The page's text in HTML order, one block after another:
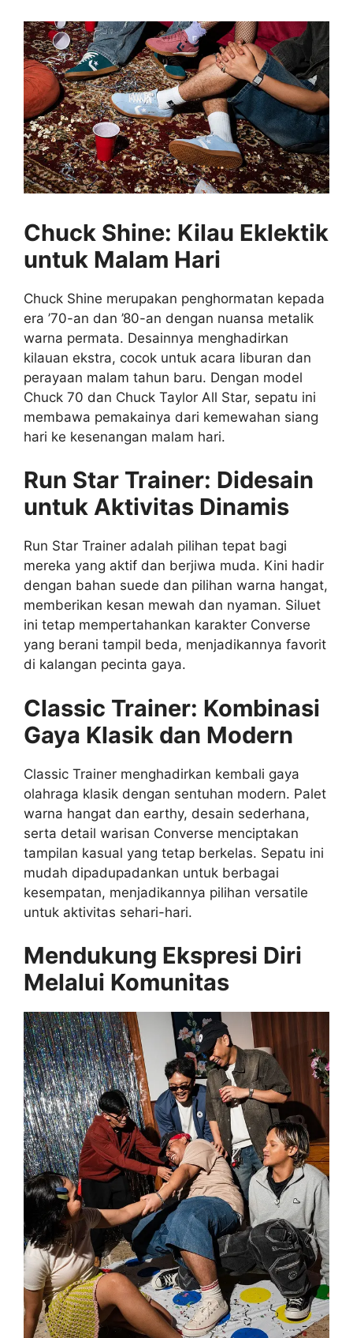
Chuck Shine: Kilau Eklektik
untuk Malam Hari
Chuck Shine merupakan penghormatan kepada
era ’70-an dan ’80-an dengan nuansa metalik
warna permata. Desainnya menghadirkan
kilauan ekstra, cocok untuk acara liburan dan
perayaan malam tahun baru. Dengan model
Chuck 70 dan Chuck Taylor All Star, sepatu ini
membawa pemakainya dari kemewahan siang
hari ke kesenangan malam hari.
Run Star Trainer: Didesain
untuk Aktivitas Dinamis
Run Star Trainer adalah pilihan tepat bagi
mereka yang aktif dan berjiwa muda. Kini hadir
dengan bahan suede dan pilihan warna hangat,
memberikan kesan mewah dan nyaman. Siluet
ini tetap mempertahankan karakter Converse
yang berani tampil beda, menjadikannya favorit
di kalangan pecinta gaya.
Classic Trainer: Kombinasi
Gaya Klasik dan Modern
Classic Trainer menghadirkan kembali gaya
olahraga klasik dengan sentuhan modern. Palet
warna hangat dan earthy, desain sederhana,
serta detail warisan Converse menciptakan
tampilan kasual yang tetap berkelas. Sepatu ini
mudah dipadupadankan untuk berbagai
kesempatan, menjadikannya pilihan versatile
untuk aktivitas sehari-hari.
Mendukung Ekspresi Diri
Melalui Komunitas